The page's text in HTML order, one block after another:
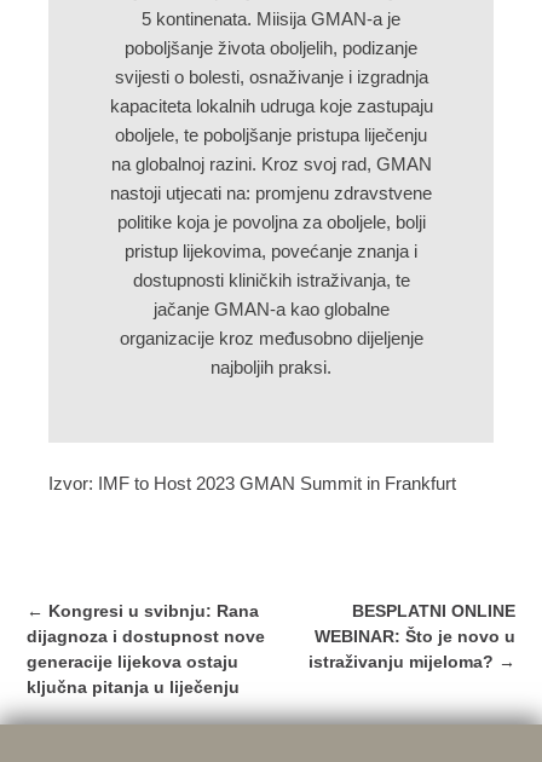
5 kontinenata. Miisija GMAN-a je
poboljšanje života oboljelih, podizanje
svijesti o bolesti, osnaživanje i izgradnja
kapaciteta lokalnih udruga koje zastupaju
oboljele, te poboljšanje pristupa liječenju
na globalnoj razini. Kroz svoj rad, GMAN
nastoji utjecati na: promjenu zdravstvene
politike koja je povoljna za oboljele, bolji
pristup lijekovima, povećanje znanja i
dostupnosti kliničkih istraživanja, te
jačanje GMAN-a kao globalne
organizacije kroz međusobno dijeljenje
najboljih praksi.
Izvor: IMF to Host 2023 GMAN Summit in Frankfurt
Post
navigation
← Kongresi u svibnju: Rana
dijagnoza i dostupnost nove
generacije lijekova ostaju
ključna pitanja u liječenju
BESPLATNI ONLINE
WEBINAR: Što je novo u
istraživanju mijeloma? →